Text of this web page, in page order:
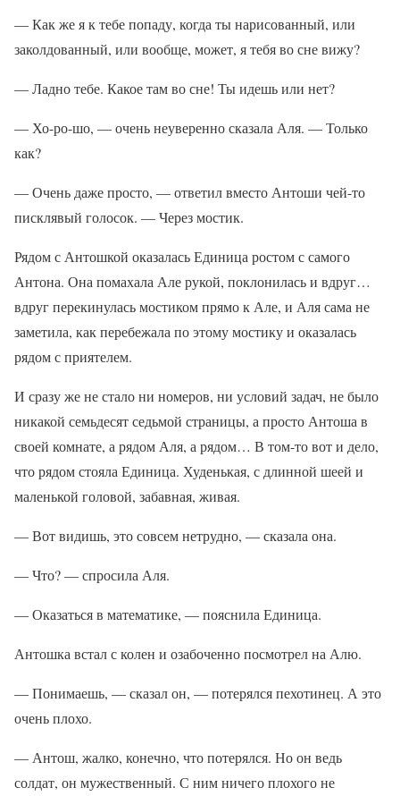
— Как же я к тебе попаду, когда ты нарисованный, или
заколдованный, или вообще, может, я тебя во сне вижу?
— Ладно тебе. Какое там во сне! Ты идешь или нет?
— Хо-ро-шо, — очень неуверенно сказала Аля. — Только
как?
— Очень даже просто, — ответил вместо Антоши чей-то
писклявый голосок. — Через мостик.
Рядом с Антошкой оказалась Единица ростом с самого
Антона. Она помахала Але рукой, поклонилась и вдруг…
вдруг перекинулась мостиком прямо к Але, и Аля сама не
заметила, как перебежала по этому мостику и оказалась
рядом с приятелем.
И сразу же не стало ни номеров, ни условий задач, не было
никакой семьдесят седьмой страницы, а просто Антоша в
своей комнате, а рядом Аля, а рядом… В том-то вот и дело,
что рядом стояла Единица. Худенькая, с длинной шеей и
маленькой головой, забавная, живая.
— Вот видишь, это совсем нетрудно, — сказала она.
— Что? — спросила Аля.
— Оказаться в математике, — пояснила Единица.
Антошка встал с колен и озабоченно посмотрел на Алю.
— Понимаешь, — сказал он, — потерялся пехотинец. А это
очень плохо.
— Антош, жалко, конечно, что потерялся. Но он ведь
солдат, он мужественный. С ним ничего плохого не